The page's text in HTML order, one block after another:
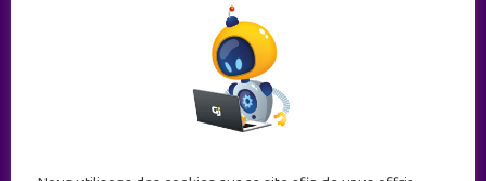
JE M'ABONNE !